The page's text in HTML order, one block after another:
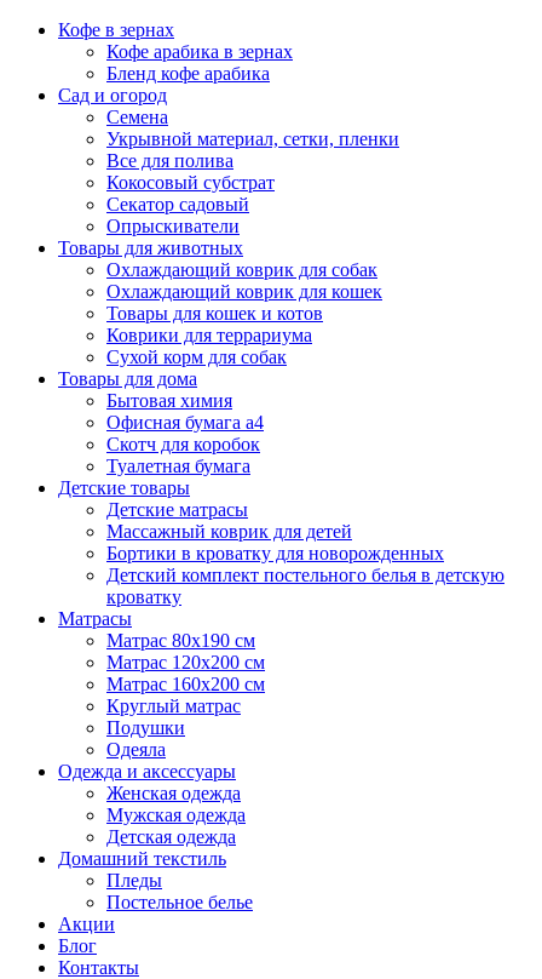
Кофе в зернах
Кофе арабика в зернах
Бленд кофе арабика
Сад и огород
Семена
Укрывной материал, сетки, пленки
Все для полива
Кокосовый субстрат
Секатор садовый
Опрыскиватели
Товары для животных
Охлаждающий коврик для собак
Охлаждающий коврик для кошек
Товары для кошек и котов
Коврики для террариума
Сухой корм для собак
Товары для дома
Бытовая химия
Офисная бумага а4
Скотч для коробок
Туалетная бумага
Детские товары
Детские матрасы
Массажный коврик для детей
Бортики в кроватку для новорожденных
Детский комплект постельного белья в детскую
кроватку
Матрасы
Матрас 80х190 см
Матраc 120х200 см
Матрас 160х200 см
Круглый матрас
Подушки
Одеяла
Одежда и аксессуары
Женская одежда
Мужская одежда
Детская одежда
Домашний текстиль
Пледы
Постельное белье
Акции
Блог
Контакты